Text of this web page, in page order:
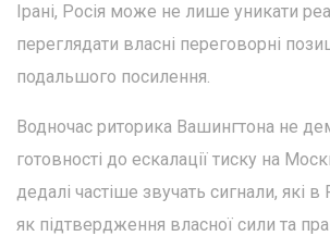
Ірані, Росія може не лише уникати
переглядати власні переговорні
подальшого посилення.
Водночас риторика Вашингтона не
готовності до ескалації тиску на
дедалі частіше звучать сигнали, які в
як підтвердження власної сили та